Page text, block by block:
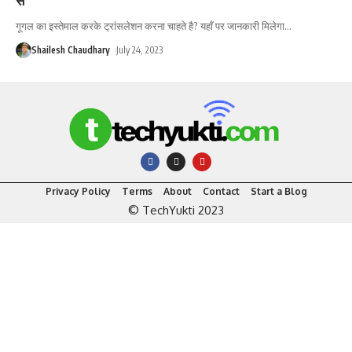
गूगल का इस्तेमाल करके ट्रांसलेशन करना चाहते है? यहाँ पर जानकारी मिलेगा…
Shailesh Chaudhary July 24, 2023
Privacy Policy Terms About Contact Start a Blog
© TechYukti 2023